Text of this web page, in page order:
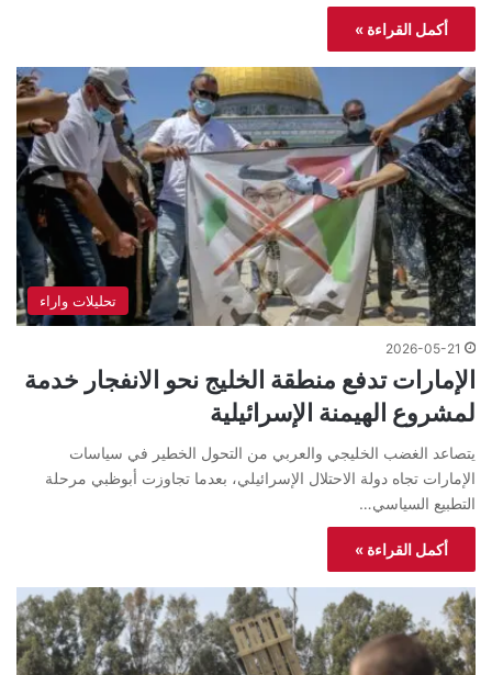
أكمل القراءة »
تحليلات واراء
2026-05-21
الإمارات تدفع منطقة الخليج نحو الانفجار خدمة
لمشروع الهيمنة الإسرائيلية
يتصاعد الغضب الخليجي والعربي من التحول الخطير في سياسات
الإمارات تجاه دولة الاحتلال الإسرائيلي، بعدما تجاوزت أبوظبي مرحلة
التطبيع السياسي…
أكمل القراءة »